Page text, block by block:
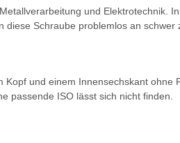
und Elektrotechnik.
Schraube problemlos an
und einem Innensechskant
passende ISO lässt sich nicht finden.